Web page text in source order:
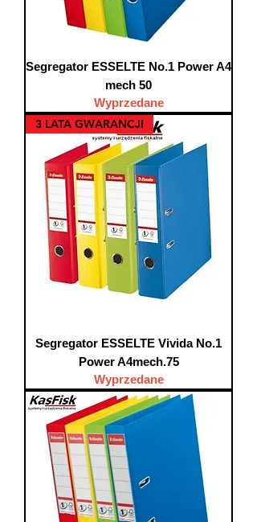
Segregator ESSELTE No.1 Power A4
mech 50
Wyprzedane
3 LATA GWARANCJI
Segregator ESSELTE Vivida No.1
Power A4mech.75
Wyprzedane